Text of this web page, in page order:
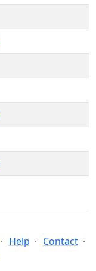
Help
Contact